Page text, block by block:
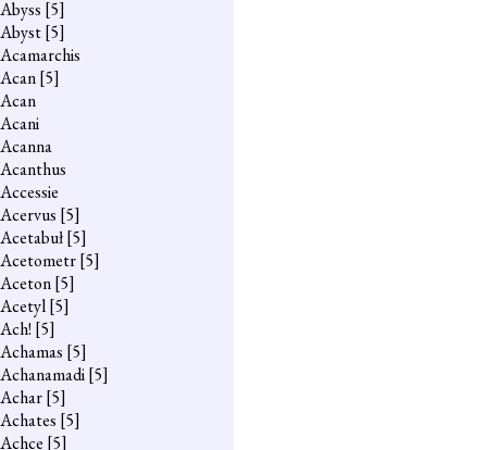
Abyss [5]
Abyst[5]
Acamarchis
Acan[5]
Acan
Acani
Acanna
Acanthus
Accessie
Acervus [5]
Acetabuł[5]
Acetometr[5]
Aceton[5]
Acetyl[5]
Ach! [5]
Achamas [5]
Achanamadi[5]
Achar[5]
Achates [5]
Achce [5]